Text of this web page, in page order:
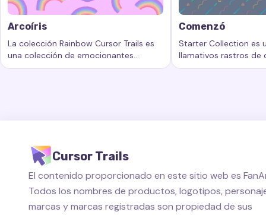
Arcoíris
La colección Rainbow Cursor Trails es
una colección de emocionantes
rastros de cursor que agregan un
Palabras clave:Arcoíris, rastros de cursor
Comenzó
Starter Collection es
llamativos rastros de
añaden un nuevo
Palabras clave:
Cursor Trails
El contenido proporcionado en este sitio web es
Todos los nombres de productos, logotipos,
marcas y marcas registradas son propiedad de sus